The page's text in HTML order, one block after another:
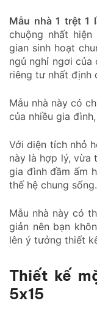
Mẫu nhà 1 trệt 1
chuộng nhất
gian sinh hoạt
ngủ nghỉ ngơi của
riêng tư nhất định
Mẫu nhà này có
của nhiều gia
Với diện tích nhỏ
này là hợp lý, vừa
gia đình đầm ấm
thế hệ chung sống.
Mẫu nhà này có
giản nên bạn
lên ý tưởng thiết
Thiết kế
5x15